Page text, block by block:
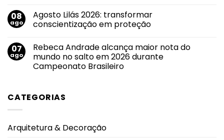
em
roteiro
de
principais
emissoras
do
Triângulo
em
Agosto
Branco:
uso
de
cigarros
eletrônicos
pulmonares
alerta
oncológico
08
ago
Agosto Lilás 2026: transformar
conscientização em proteção
em
Agosto
Lilás
2026:
transformar
07
ago
Rebeca Andrade alcança maior nota do
mundo no salto em 2026 durante
Campeonato Brasileiro
Rebeca
Andrade
do
CATEGORIAS
Arquitetura & Decoração